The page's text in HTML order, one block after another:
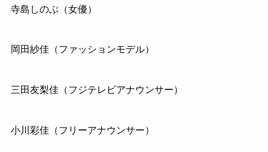
寺島しのぶ（女優）
岡田紗佳（ファッションモデル）
三田友梨佳（フジテレビアナウンサー）
小川彩佳（フリーアナウンサー）